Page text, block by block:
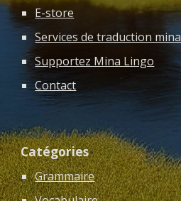
E-store
Services de traduction mina
Supportez Mina Lingo
Contact
Catégories
Grammaire